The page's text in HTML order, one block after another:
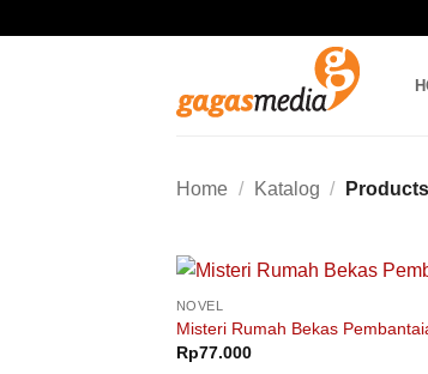
Home / Katalog /
NOVEL
Misteri Rumah Bekas
Rp77.000